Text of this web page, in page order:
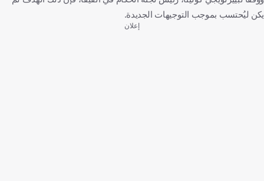
يكن ليُحتسب بموجب التوجيهات الجديدة.
إعلان